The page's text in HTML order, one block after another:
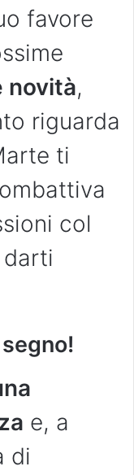
favore
novità,
riguarda
ti
col
e, a
di